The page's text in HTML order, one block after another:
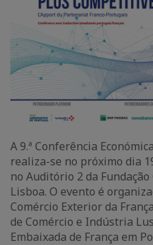
A 9.ª Conferência
realiza-se no próximo dia
no Auditório 2 da
Lisboa. O evento é
Comércio Exterior da
de Comércio e Indústria
Embaixada de França em